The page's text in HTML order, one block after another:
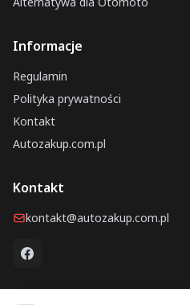
Informacje
Regulamin
Polityka prywatności
Kontakt
Autozakup.com.pl
Kontakt
kontakt@autozakup.com.pl